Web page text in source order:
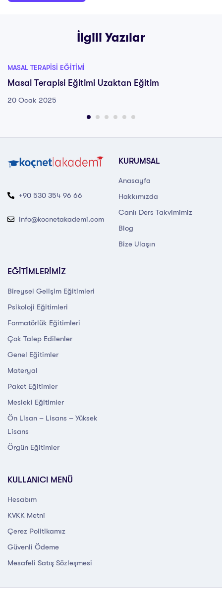
İlgili Yazılar
MASAL TERAPISI EĞITIMI
Masal Terapisi Eğitimi Uzaktan Eğitim
20 Ocak 2025
+90 530 354 96 66
info@kocnetakademi.com
KURUMSAL
Anasayfa
Hakkımızda
Canlı Ders Takvimimiz
Blog
Bize Ulaşın
EĞİTİMLERİMİZ
Bireysel Gelişim Eğitimleri
Psikoloji Eğitimleri
Formatörlük Eğitimleri
Çok Talep Edilenler
Genel Eğitimler
Materyal
Paket Eğitimler
Mesleki Eğitimler
Ön Lisan – Lisans – Yüksek
Lisans
Örgün Eğitimler
KULLANICI MENÜ
Hesabım
KVKK Metni
Çerez Politikamız
Güvenli Ödeme
Mesafeli Satış Sözleşmesi